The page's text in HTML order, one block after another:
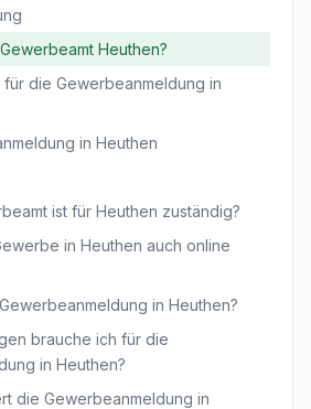
Heuthen?
die Gewerbeanmeldung in
in Heuthen
ist für Heuthen zuständig?
in Heuthen auch online
in Heuthen?
brauche ich für die
in Heuthen?
die Gewerbeanmeldung in